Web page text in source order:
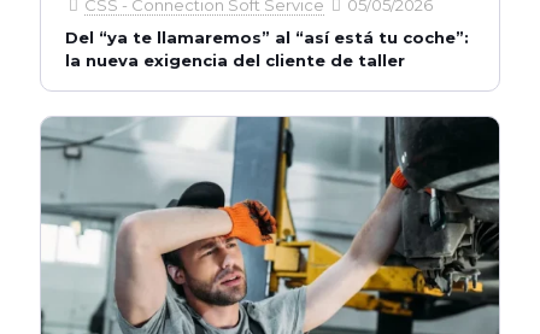
CSS - Connection Soft Service
05/05/2026
Del “ya te llamaremos” al “así está tu coche”:
la nueva exigencia del cliente de taller